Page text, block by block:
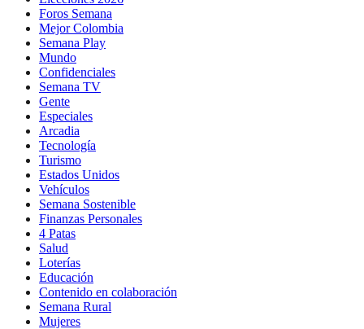
Foros Semana
Mejor Colombia
Semana Play
Mundo
Confidenciales
Semana TV
Gente
Especiales
Arcadia
Tecnología
Turismo
Estados Unidos
Vehículos
Semana Sostenible
Finanzas Personales
4 Patas
Salud
Loterías
Educación
Contenido en colaboración
Semana Rural
Mujeres